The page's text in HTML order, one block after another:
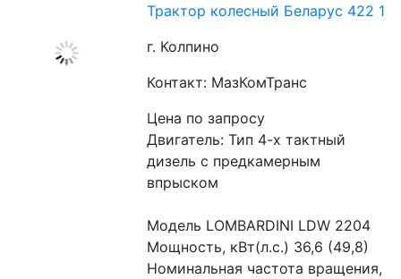
Трактор колесный Беларус 422 1
г. Колпино
Контакт: МазКомТранс
Цена по запросу
Двигатель: Тип 4-х тактный
дизель с предкамерным
впрыском
Модель LOMBARDINI LDW 2204
Мощность, кВт(л.с.) 36,6 (49,8)
Номинальная частота вращения,